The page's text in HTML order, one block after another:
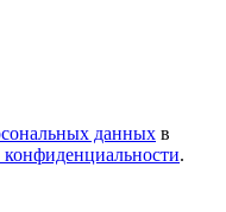
данных в
.